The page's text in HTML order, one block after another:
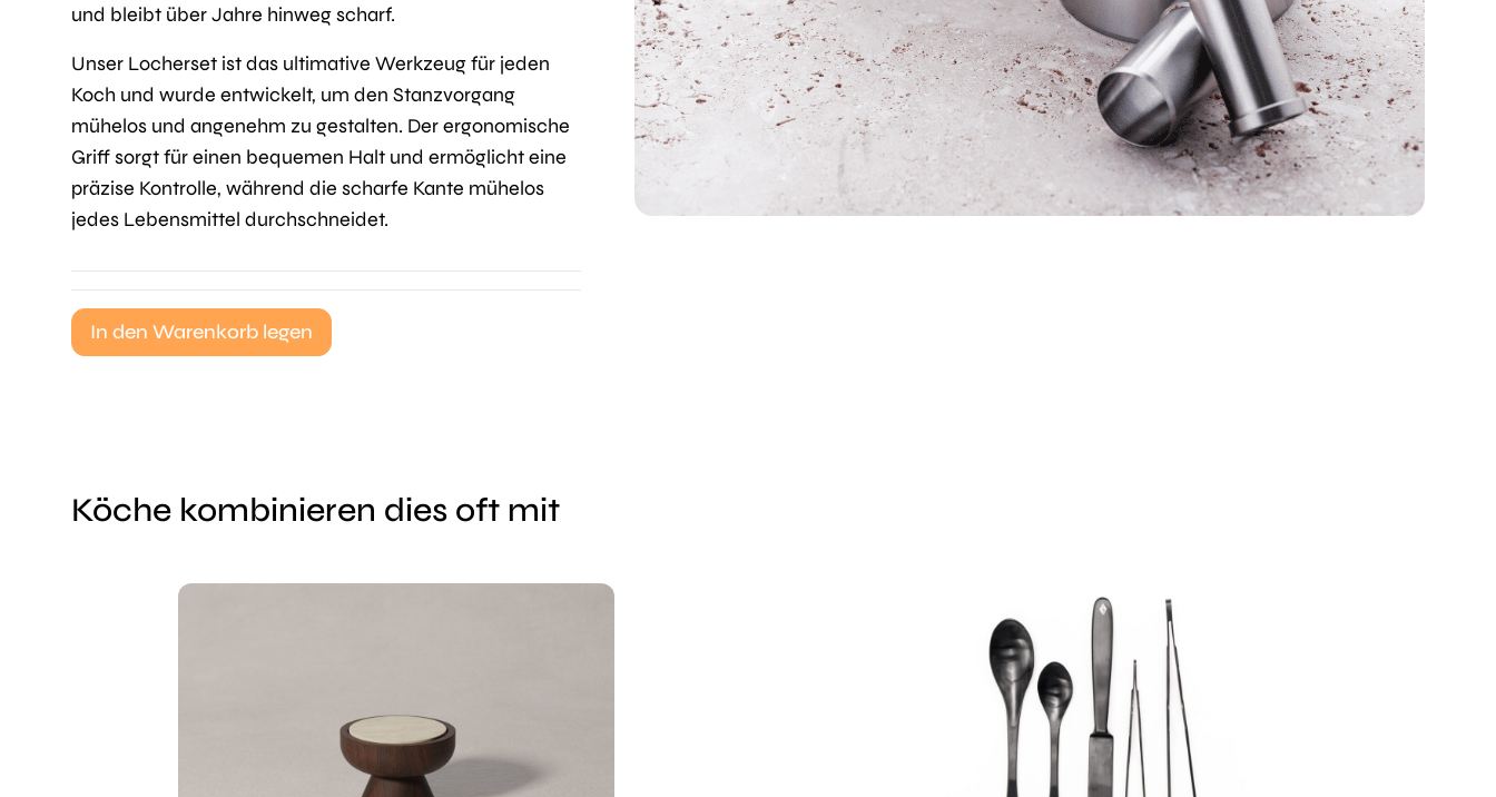
und bleibt über Jahre hinweg scharf.
Unser Locherset ist das ultimative Werkzeug für jeden
Koch und wurde entwickelt, um den Stanzvorgang
mühelos und angenehm zu gestalten. Der ergonomische
Griff sorgt für einen bequemen Halt und ermöglicht eine
präzise Kontrolle, während die scharfe Kante mühelos
jedes Lebensmittel durchschneidet.
In den Warenkorb legen
Köche kombinieren dies oft mit